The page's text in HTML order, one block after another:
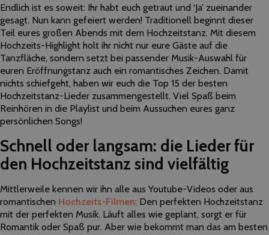
Endlich ist es soweit: Ihr habt euch getraut und ‘Ja’ zueinander
gesagt. Nun kann gefeiert werden! Traditionell beginnt dieser
Teil eures großen Abends mit dem Hochzeitstanz. Mit diesem
Hochzeits-Highlight holt ihr nicht nur eure Gäste auf die
Tanzfläche, sondern setzt bei passender Musik-Auswahl für
euren Eröffnungstanz auch ein romantisches Zeichen. Damit
nichts schiefgeht, haben wir euch die Top 15 der besten
Hochzeitstanz-Lieder zusammengestellt. Viel Spaß beim
Reinhören in die Playlist und beim Aussuchen eures ganz
persönlichen Songs!
Schnell oder langsam: die Lieder für
den Hochzeitstanz sind vielfältig
Mittlerweile kennen wir ihn alle aus Youtube-Videos oder aus
romantischen Hochzeits-Filmen: Den perfekten Hochzeitstanz
mit der perfekten Musik. Läuft alles wie geplant, sorgt er für
Romantik oder Spaß pur. Aber wie bekommt man das am besten